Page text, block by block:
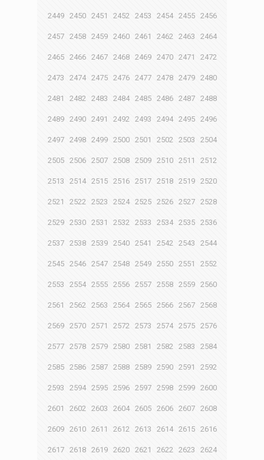
2449 2450 2451 2452 2453 2454 2455 2456
2457 2458 2459 2460 2461 2462 2463 2464
2465 2466 2467 2468 2469 2470 2471 2472
2473 2474 2475 2476 2477 2478 2479 2480
2481 2482 2483 2484 2485 2486 2487 2488
2489 2490 2491 2492 2493 2494 2495 2496
2497 2498 2499 2500 2501 2502 2503 2504
2505 2506 2507 2508 2509 2510 2511 2512
2513 2514 2515 2516 2517 2518 2519 2520
2521 2522 2523 2524 2525 2526 2527 2528
2529 2530 2531 2532 2533 2534 2535 2536
2537 2538 2539 2540 2541 2542 2543 2544
2545 2546 2547 2548 2549 2550 2551 2552
2553 2554 2555 2556 2557 2558 2559 2560
2561 2562 2563 2564 2565 2566 2567 2568
2569 2570 2571 2572 2573 2574 2575 2576
2577 2578 2579 2580 2581 2582 2583 2584
2585 2586 2587 2588 2589 2590 2591 2592
2593 2594 2595 2596 2597 2598 2599 2600
2601 2602 2603 2604 2605 2606 2607 2608
2609 2610 2611 2612 2613 2614 2615 2616
2617 2618 2619 2620 2621 2622 2623 2624